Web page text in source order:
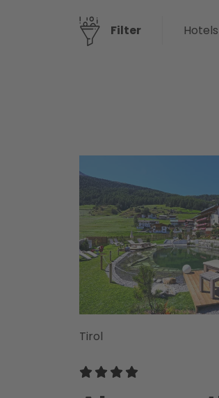
Filter Hotels
Tirol